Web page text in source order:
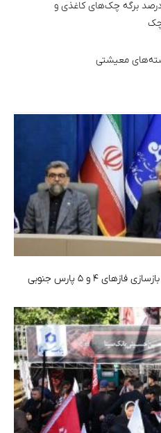
محاسبه جداگانه تعیین تکلیف ۸۰ درصد برگه چک‌های کاغذی و
چک
معیشتی
۴ و ۵ پارس جنوبی